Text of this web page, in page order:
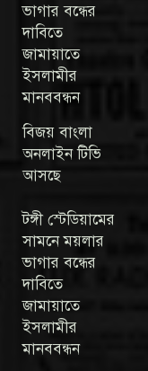
ভাগার বন্ধের
দাবিতে
জামায়াতে
ইসলামীর
মানববন্ধন
বিজয় বাংলা
অনলাইন টিভি
আসছে
টঙ্গী স্টেডিয়ামের
সামনে ময়লার
ভাগার বন্ধের
দাবিতে
জামায়াতে
ইসলামীর
মানববন্ধন